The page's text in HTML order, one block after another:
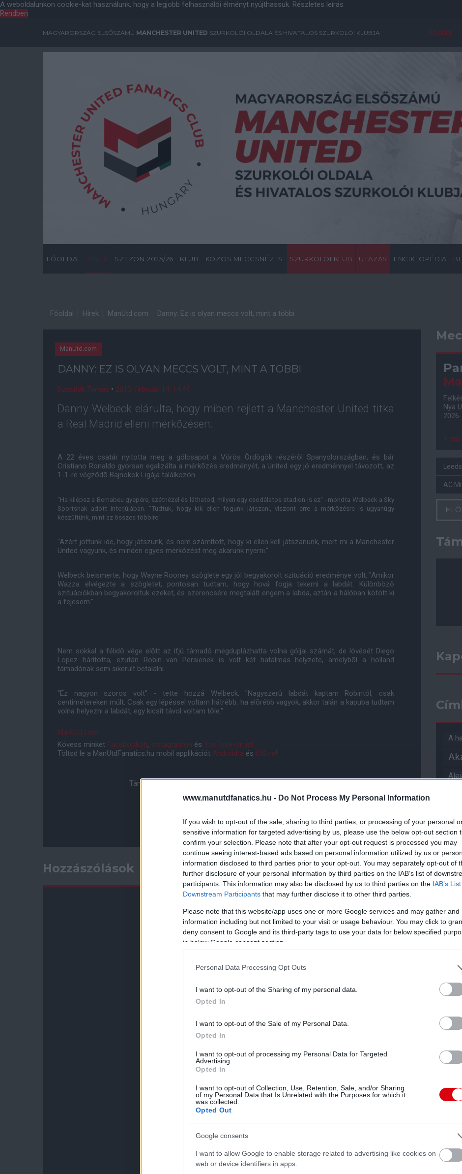
www.manutdfanatics.hu - Do Not Process My Personal Information
If you wish to opt-out of the sale, sharing to third parties, or processing of your personal
sensitive information for targeted advertising by us, please use the below opt-out section
confirm your selection. Please note that after your opt-out request is processed you may
continue seeing interest-based ads based on personal information utilized by us or
information disclosed to third parties prior to your opt-out. You may separately opt-out of
further disclosure of your personal information by third parties on the IAB’s list of
participants. This information may also be disclosed by us to third parties on the IAB’s
Downstream Participants that may further disclose it to other third parties.
Please note that this website/app uses one or more Google services and may gather and
information including but not limited to your visit or usage behaviour. You may click to
deny consent to Google and its third-party tags to use your data for below specified
in below Google consent section.
Personal Data Processing Opt Outs
I want to opt-out of the Sharing of my personal data.
Opted In
I want to opt-out of the Sale of my Personal Data.
Opted In
I want to opt-out of processing my Personal Data for Targeted
Advertising.
Opted In
I want to opt-out of Collection, Use, Retention, Sale, and/or Sharing
of my Personal Data that Is Unrelated with the Purposes for which it
was collected.
Opted Out
Google consents
I want to allow Google to enable storage related to advertising like cookies on
web or device identifiers in apps.
A weboldalunkon cookie-kat használunk, hogy a legjobb felhasználói élményt nyújthassuk. Részletes leírás
Rendben
MAGYARORSZÁG ELSŐSZÁMÚ MANCHESTER UNITED SZURKOLÓI OLDALA ÉS HIVATALOS SZURKOLÓI KLUBJA Főoldal
FŐOLDAL HÍREK SZEZON 2025/26 KLUB KÖZÖS MECCSNÉZÉS SZURKOLÓI KLUB UTAZÁS ENCIKLOPÉDIA
Főoldal Hírek ManUtd.com Danny: Ez is olyan meccs volt, mint a többi
ManUtd.com
DANNY: EZ IS OLYAN MECCS VOLT, MINT A TÖBBI
Dzsubák Tamás • 2013. február. 14. 14:44
Danny Welbeck elárulta, hogy miben rejlett a Manchester United titka
a Real Madrid elleni mérkõzésen.
A 22 éves csatár nyitotta meg a gólcsapot a Vörös Ördögök részérõl Spanyolországban, és bár
Cristiano Ronaldo gyorsan egalizálta a mérkõzés eredményét, a United egy jó eredménnyel távozott, az
1-1-re végzõdõ Bajnokok Ligája találkozón.
"Ha kilépsz a Bernabeu gyepére, szétnézel és láthatod, milyen egy csodálatos stadion is ez" - mondta Welbeck a Sky
Sportsnak adott interjújában. "Tudtuk, hogy kik ellen fogunk játszani, viszont erre a mérkõzésre is ugyanúgy
készültünk, mint az összes többire."
"Azért jöttünk ide, hogy játszunk, és nem számított, hogy ki ellen kell játszanunk, mert mi a Manchester
United vagyunk, és minden egyes mérkõzést meg akarunk nyerni."
Welbeck beismerte, hogy Wayne Rooney szöglete egy jól begyakorolt szituáció eredménye volt: "Amikor
Wazza elvégezte a szögletet, pontosan tudtam, hogy hová fogja tekerni a labdát. Különbözõ
szituációkban begyakoroltuk ezeket, és szerencsére megtalált engem a labda, aztán a hálóban kötött ki
a fejesem."
Nem sokkal a félidõ vége elõtt az ifjú támadó megduplázhatta volna góljai számát, de lövését Diego
Lopez hárította, ezután Robin van Persienek is volt két hatalmas helyzete, amelybõl a holland
támadónak sem sikerült betalálni.
"Ez nagyon szoros volt" - tette hozzá Welbeck. "Nagyszerû labdát kaptam Robintól, csak
centimétereken múlt. Csak egy lépéssel voltam hátrébb, ha elõrébb vagyok, akkor talán a kapuba tudtam
volna helyezni a labdát, egy kicsit távol voltam tõle."
ManUtd.com
Kövess minket Facebookon, Instagramon és YouTube-on is!
Töltsd le a ManUtdFanatics.hu mobil applikációt Androidra és iOS-re!
Támogasd adományoddal a ManUtdFanatics.hu működését!
Hozzászólások
Nya
1
AC
A